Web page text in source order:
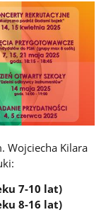
Wojciecha Kilara
7-10 lat)
8-16 lat)